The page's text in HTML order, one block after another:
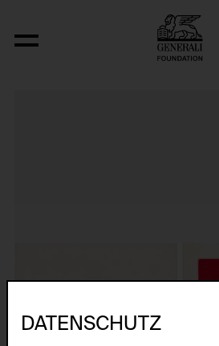
Aus der Serie "Dvostruki
DATENSCHUTZ